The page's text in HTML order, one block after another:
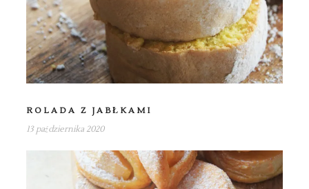
ROLADA Z JABŁKAMI
13 października 2020